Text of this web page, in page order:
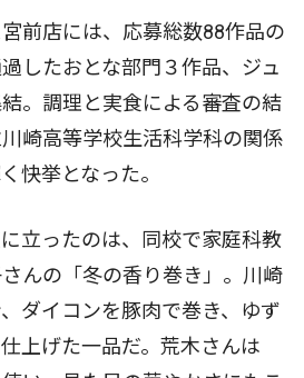
前店には、応募総数88作品の
したおとな部門３作品、ジュ
。調理と実食による審査の結
崎高等学校生活科学科の関係
快挙となった。
立ったのは、同校で家庭科教
んの「冬の香り巻き」。川崎
ダイコンを豚肉で巻き、ゆず
上げた一品だ。荒木さんは